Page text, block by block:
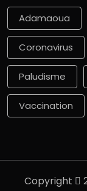
Adamaoua
Coronavirus
Paludisme
Vaccination
Copyright